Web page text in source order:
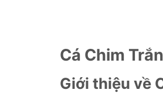
Cá Chim
Giới thiệu về